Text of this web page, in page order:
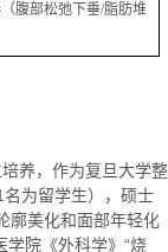
腹部松弛下垂/脂肪堆
养，作为复旦大学整
为留学生），硕士
廓美化和面部年轻化
学院《外科学》“烧